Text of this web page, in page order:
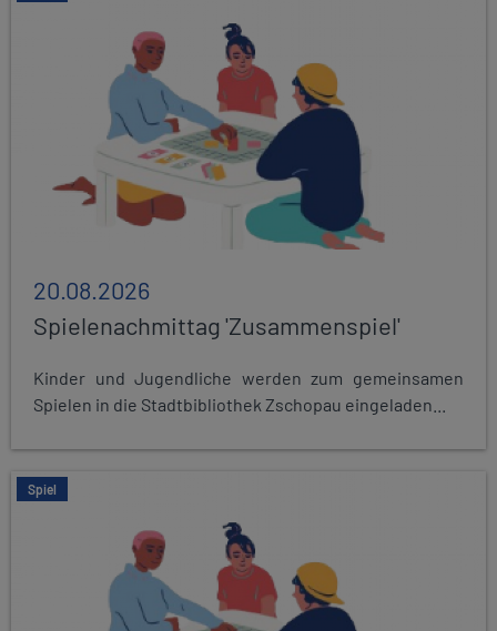
20.08.2026
Spielenachmittag 'Zusammenspiel'
Kinder und Jugendliche werden zum gemeinsamen
Spielen in die Stadtbibliothek Zschopau eingeladen...
Spiel